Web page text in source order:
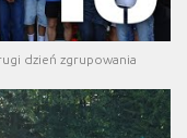
dzień zgrupowania